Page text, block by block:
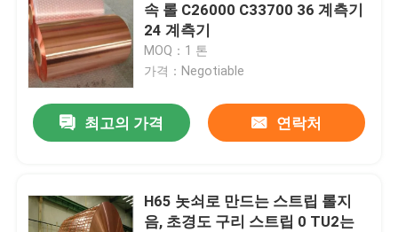
속 롤 C26000 C33700 36 계측기
24 계측기
MOQ：1 톤
가격：Negotiable
최고의 가격 연락처
H65 놋쇠로 만드는 스트립 롤지
음, 초경도 구리 스트립 0 TU2는